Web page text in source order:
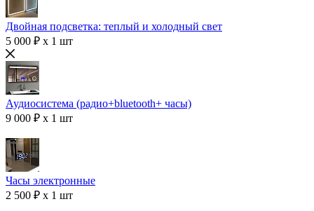
Двойная подсветка: теплый и холодный свет
5 000 ₽ x 1 шт
Аудиосистема (радио+bluetooth+ часы)
9 000 ₽ x 1 шт
Часы электронные
2 500 ₽ x 1 шт